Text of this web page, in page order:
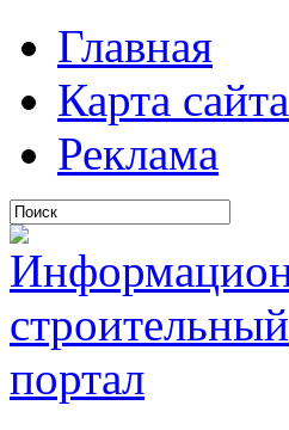
Главная
Карта сайта
Реклама